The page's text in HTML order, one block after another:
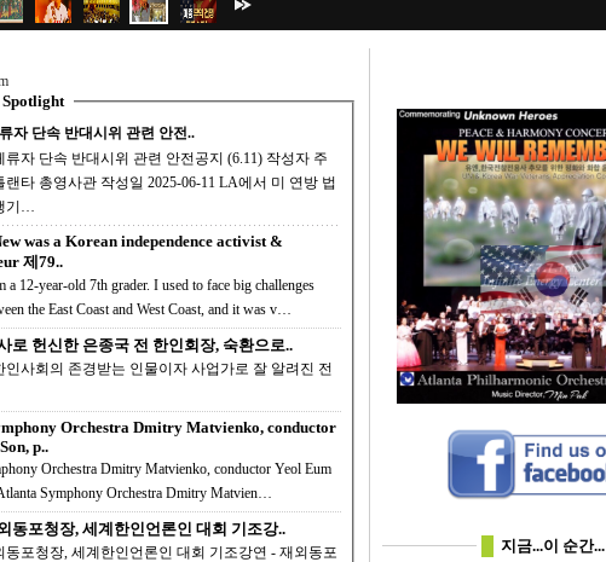
Spotlight
자 단속 반대시위 관련 안전..
자 단속 반대시위 관련 안전공지 (6.11) 작성자 주
사관 작성일 2025-06-11 LA에서 미 연방 법
기…
was a Korean independence activist &
제79..
a 12-year-old 7th grader. I used to face big challenges
the East Coast and West Coast, and it was v…
로 헌신한 은종국 전 한인회장, 숙환으로..
Orchestra Dmitry Matvienko, conductor
p..
Orchestra Dmitry Matvienko, conductor Yeol Eum
Son, piano Atlanta Symphony Orchestra Dmitry Matvien…
동포청장, 세계한인언론인 대회 기조강..
포청장, 세계한인언론인 대회 기조강연 - 재외동포
지금...이 순간...